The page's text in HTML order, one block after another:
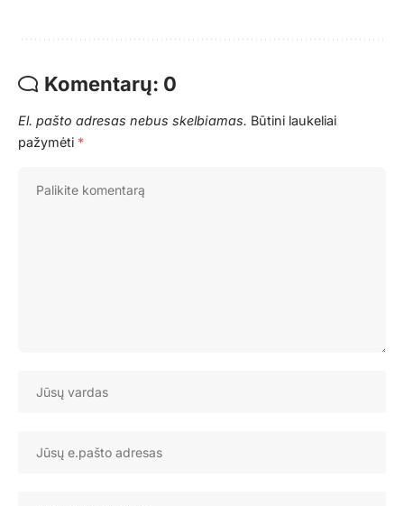
Komentarų: 0
El. pašto adresas nebus skelbiamas. Būtini laukeliai
pažymėti *